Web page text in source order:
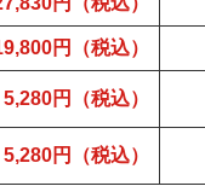
円（税込）
5,280円（税込）
5,280円（税込）